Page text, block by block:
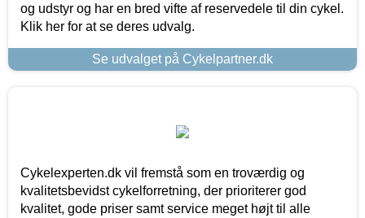
og udstyr og har en bred vifte af reservedele til din cykel.
Klik her for at se deres udvalg.
Se udvalget på Cykelpartner.dk
Cykelexperten.dk vil fremstå som en troværdig og
kvalitetsbevidst cykelforretning, der prioriterer god
kvalitet, gode priser samt service meget højt til alle